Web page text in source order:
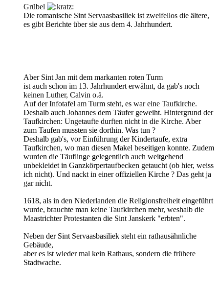
Grübel
Die romanische Sint Servaasbasiliek ist zweifellos die ältere,
es gibt Berichte über sie aus dem 4. Jahrhundert.
Aber Sint Jan mit dem markanten roten Turm
ist auch schon im 13. Jahrhundert erwähnt, da gab's noch
keinen Luther, Calvin o.ä.
Auf der Infotafel am Turm steht, es war eine Taufkirche.
Deshalb auch Johannes dem Täufer geweiht. Hintergrund der
Taufkirchen: Ungetaufte durften nicht in die Kirche. Aber
zum Taufen mussten sie dorthin. Was tun ?
Deshalb gab's, vor Einführung der Kindertaufe, extra
Taufkirchen, wo man diesen Makel beseitigen konnte. Zudem
wurden die Täuflinge gelegentlich auch weitgehend
unbekleidet in Ganzkörpertaufbecken getaucht (ob hier, weiss
ich nicht). Und nackt in einer offiziellen Kirche ? Das geht ja
gar nicht.
1618, als in den Niederlanden die Religionsfreiheit eingeführt
wurde, brauchte man keine Taufkirchen mehr, weshalb die
Maastrichter Protestanten die Sint Janskerk "erbten".
Neben der Sint Servaasbasiliek steht ein rathausähnliche
Gebäude,
aber es ist wieder mal kein Rathaus, sondern die frühere
Stadtwache.